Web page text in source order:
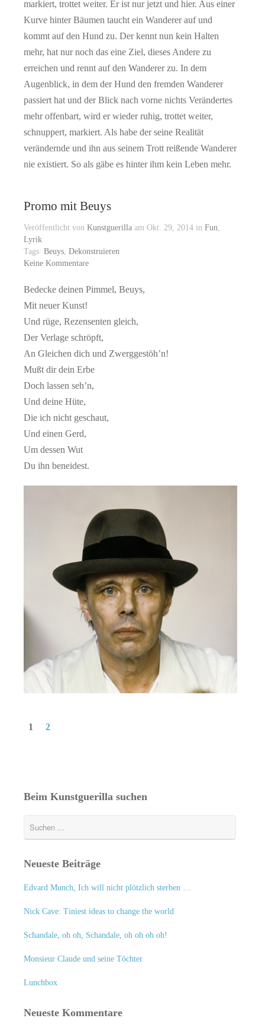
markiert, trottet weiter. Er ist nur jetzt und hier. Aus einer
Kurve hinter Bäumen taucht ein Wanderer auf und
kommt auf den Hund zu. Der kennt nun kein Halten
mehr, hat nur noch das eine Ziel, dieses Andere zu
erreichen und rennt auf den Wanderer zu. In dem
Augenblick, in dem der Hund den fremden Wanderer
passiert hat und der Blick nach vorne nichts Verändertes
mehr offenbart, wird er wieder ruhig, trottet weiter,
schnuppert, markiert. Als habe der seine Realität
verändernde und ihn aus seinem Trott reißende Wanderer
nie existiert. So als gäbe es hinter ihm kein Leben mehr.
Promo mit Beuys
Veröffentlicht von Kunstguerillaam Okt. 29, 2014 in Fun
Lyrik
Tags: Beuys, Dekonstruieren
Keine Kommentare
Bedecke deinen Pimmel, Beuys,
Mit neuer Kunst!
Und rüge, Rezensenten gleich,
Der Verlage schröpft,
An Gleichen dich und Zwerggestöh’n!
Mußt dir dein Erbe
Doch lassen seh’n,
Und deine Hüte,
Die ich nicht geschaut,
Und einen Gerd,
Um dessen Wut
Du ihn beneidest.
1 2
Beim Kunstguerilla suchen
Neueste Beiträge
Edvard Munch, Ich will nicht plötzlich sterben …
Nick Cave: Tiniest ideas to change the world
Schandale, oh oh, Schandale, oh oh oh oh!
Monsieur Claude und seine Töchter
Lunchbox
Neueste Kommentare